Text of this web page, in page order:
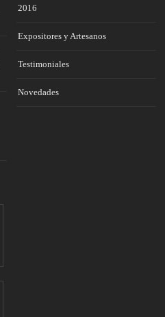
2016
Expositores y Artesanos
Testimoniales
Novedades